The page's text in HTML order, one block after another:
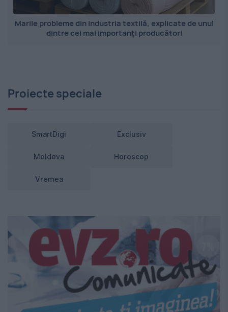
Marile probleme din industria textilă, explicate de unul
dintre cei mai importanți producători
Proiecte speciale
SmartDigi Exclusiv
Moldova Horoscop
Vremea